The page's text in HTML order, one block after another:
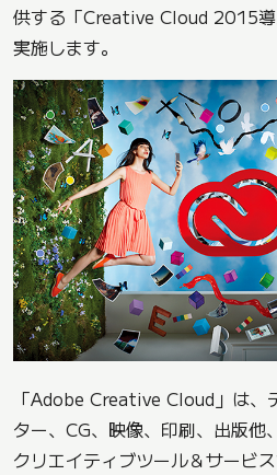
供する「Creative Cloud 2015
実施します。
「Adobe Creative Cloud」は、
ター、CG、映像、印刷、出版他
クリエイティブツール＆サービス